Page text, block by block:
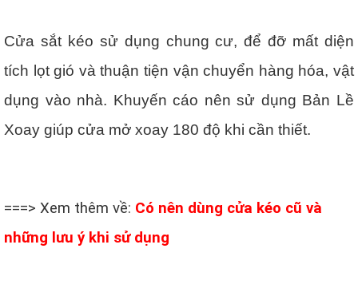
Cửa sắt kéo sử dụng chung cư, để đỡ mất diện
tích lọt gió và thuận tiện vận chuyển hàng hóa, vật
dụng vào nhà. Khuyến cáo nên sử dụng Bản Lề
Xoay giúp cửa mở xoay 180 độ khi cần thiết.
===> Xem thêm về: Có nên dùng cửa kéo cũ và
những lưu ý khi sử dụng